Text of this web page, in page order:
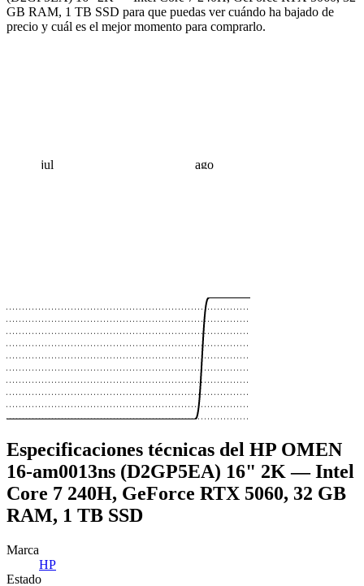
GB RAM, 1 TB SSD para que puedas ver cuándo ha bajado de
precio y cuál es el mejor momento para comprarlo.
jul ago
Especificaciones técnicas del HP OMEN
16-am0013ns (D2GP5EA) 16" 2K — Intel
Core 7 240H, GeForce RTX 5060, 32 GB
RAM, 1 TB SSD
Marca
HP
Estado